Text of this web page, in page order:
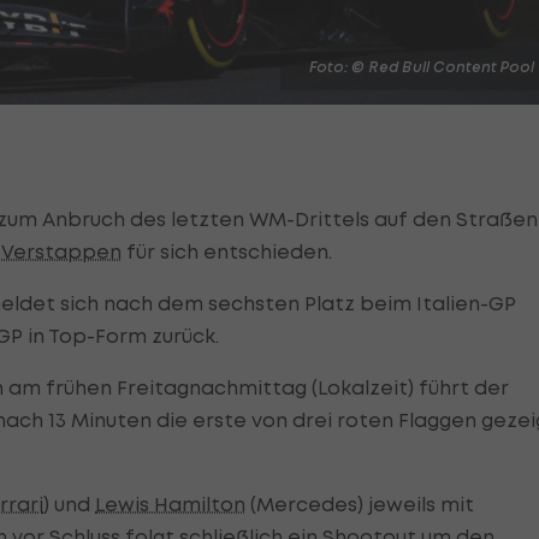
Foto: © Red Bull Content Pool
Anbruch des letzten WM-Drittels auf den Straßen
für sich entschieden.
sich nach dem sechsten Platz beim Italien-GP
in Top-Form zurück.
am frühen Freitagnachmittag (Lokalzeit) führt der
13 Minuten die erste von drei roten Flaggen
) und Lewis Hamilton (Mercedes) jeweils mit